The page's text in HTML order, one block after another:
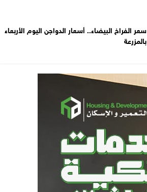
سعر الفراخ البيضاء.. أسعار الدواجن اليوم الأربعاء
بالمزرعة